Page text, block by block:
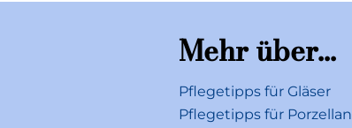
Mehr über...
Pflegetipps für Gläser
Pflegetipps für Porzellan